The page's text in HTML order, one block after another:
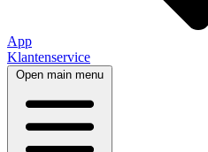
App
Klantenservice
Open main menu